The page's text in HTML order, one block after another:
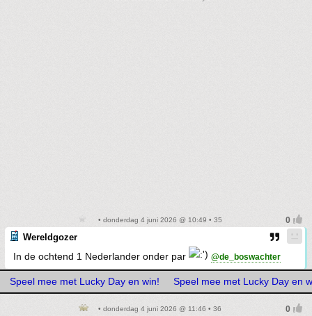
• donderdag 4 juni 2026 @ 10:49 • 35
Wereldgozer
In de ochtend 1 Nederlander onder par @de_boswachter
Speel mee met Lucky Day en win! Speel mee met Lucky Day en
• donderdag 4 juni 2026 @ 11:46 • 36